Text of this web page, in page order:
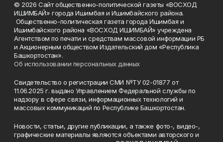
© 2026 Сайт общественно-политической газеты «ВОСХОД
ИШИМБАЙ» города Ишимбая и Ишимбайского района.
Общественно-политическая газета города Ишимбая и
Ишимбайского района «ВОСХОД ИШИМБАЙ» учреждена
Агентством по печати и средствам массовой информации РБ
и Акционерным обществом Издательский дом «Республика
Башкортостан».
Об использовании персональных данных
Свидетельство о регистрации СМИ №ТУ 02-01877 от
11.06.2025 г. выдано Управлением Федеральной службы по
надзору в сфере связи, информационных технологий и
массовых коммуникаций по Республике Башкортостан.
Новости, статьи, другие публикации, а также фото-, видео-,
графические материалы являются объектами авторского и